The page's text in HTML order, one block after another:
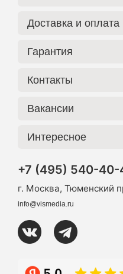
Доставка и оплата
Гарантия
Контакты
Вакансии
Интересное
+7 (495) 540-40-
г. Москва, Тюменский
info@vismedia.ru